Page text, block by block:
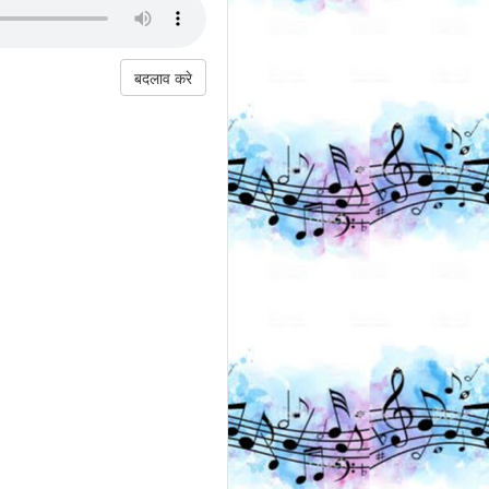
बदलाव करे